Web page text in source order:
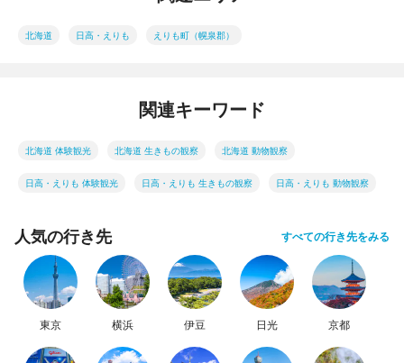
北海道 日高・えりも えりも町（幌泉郡）
関連キーワード
北海道 体験観光 北海道 生きもの観察 北海道 動物観察
日高・えりも 体験観光 日高・えりも 生きもの観察 日高・えりも 動物観察
人気の行き先 すべての行き先をみる
東京 横浜 伊豆 日光 京都